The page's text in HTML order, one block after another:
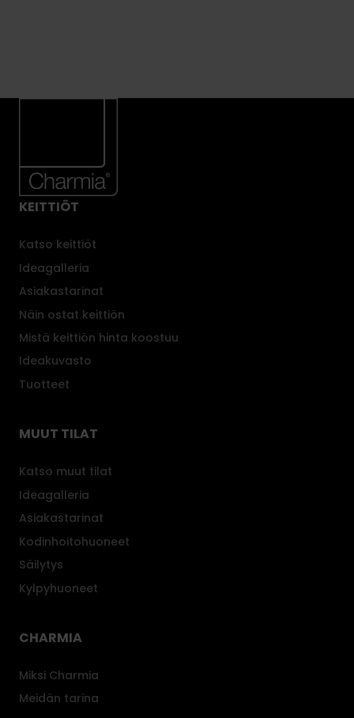
KEITTIÖT
Katso keittiöt
Ideagalleria
Asiakastarinat
Näin ostat keittiön
Mistä keittiön hinta koostuu
Ideakuvasto
Tuotteet
MUUT TILAT
Katso muut tilat
Ideagalleria
Asiakastarinat
Kodinhoitohuoneet
Säilytys
Kylpyhuoneet
CHARMIA
Miksi Charmia
Meidän tarina